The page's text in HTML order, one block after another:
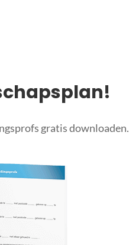
gratis downloaden.